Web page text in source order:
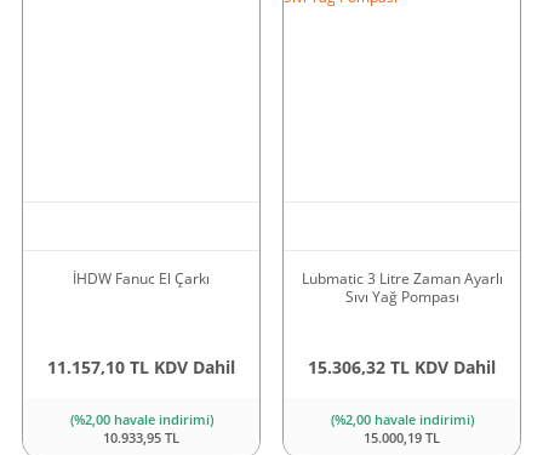
İHDW Fanuc El Çarkı
11.157,10 TL KDV Dahil
(%2,00 havale indirimi)
10.933,95 TL
Lubmatic 3 Litre Zaman Ayarlı
Sıvı Yağ Pompası
15.306,32 TL KDV Dahil
(%2,00 havale indirimi)
15.000,19 TL